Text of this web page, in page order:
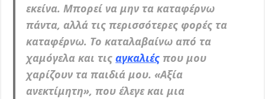
εκείνα. Μπορεί να μην τα καταφέρνω
πάντα, αλλά τις περισσότερες φορές τα
καταφέρνω. Το καταλαβαίνω από τα
χαμόγελα και τιςαγκαλιές που μου
χαρίζουν τα παιδιά μου. «Αξία
ανεκτίμητη», που έλεγε και μια